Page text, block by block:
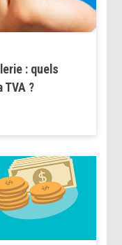
: quels
TVA ?